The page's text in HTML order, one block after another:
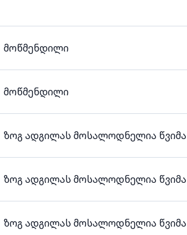
მოწმენდილი
მოწმენდილი
ზოგ ადგილას მოსალოდნელია წვიმა
ზოგ ადგილას მოსალოდნელია წვიმა
ზოგ ადგილას მოსალოდნელია წვიმა